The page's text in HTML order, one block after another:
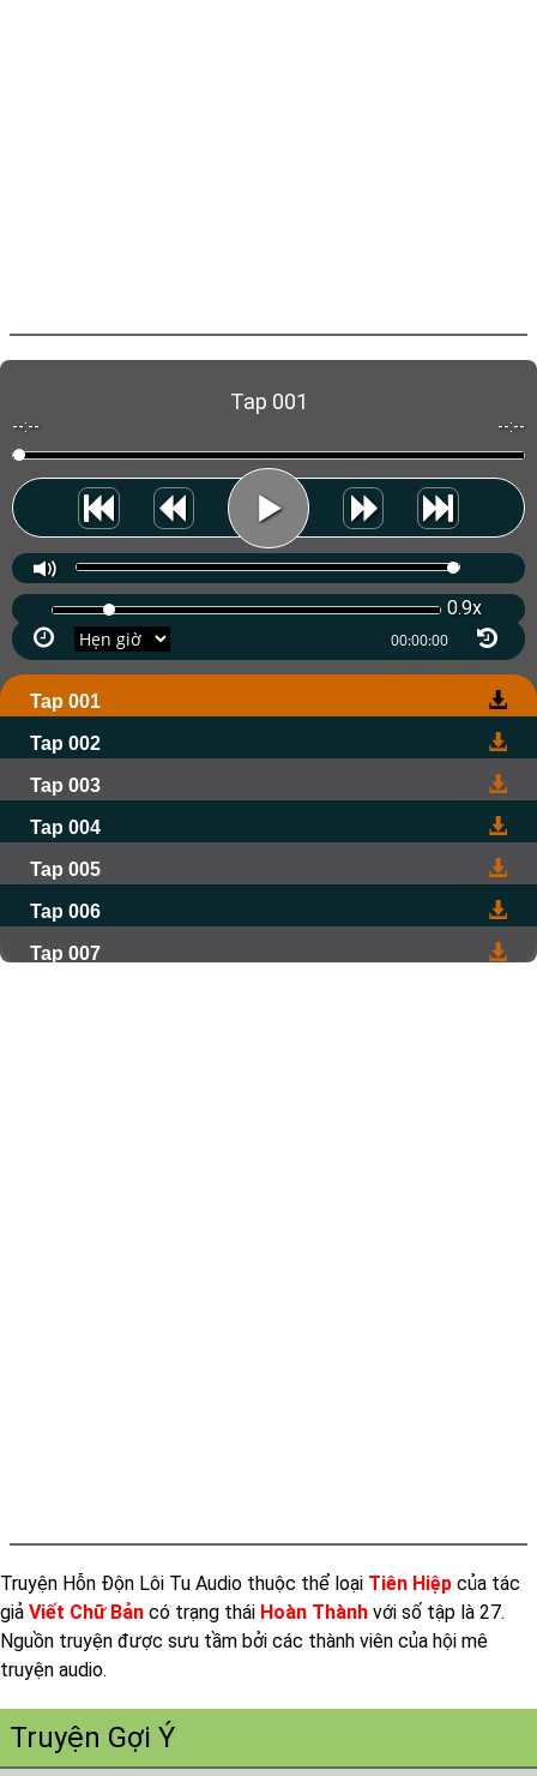
Tap 001
--:-- --:--
0.9x
Tap 001
Tap 002
Tap 003
Tap 004
Tap 005
Tap 006
Tap 007
Tap 021
Tap 022
Tap 023
Tap 024
Tap 025
Tap 026
Truyện Hỗn Độn Lôi Tu Audio thuộc thể loại Tiên Hiệp của tác
giả Viết Chữ Bản có trạng thái Hoàn Thành với số tập là 27.
Nguồn truyện được sưu tầm bởi các thành viên của hội mê
truyện audio.
Truyện Gợi Ý